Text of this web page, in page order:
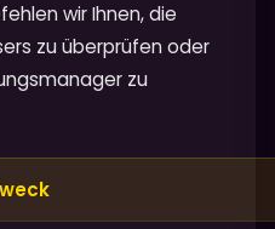
wir Ihnen, die
zu überprüfen oder
zu